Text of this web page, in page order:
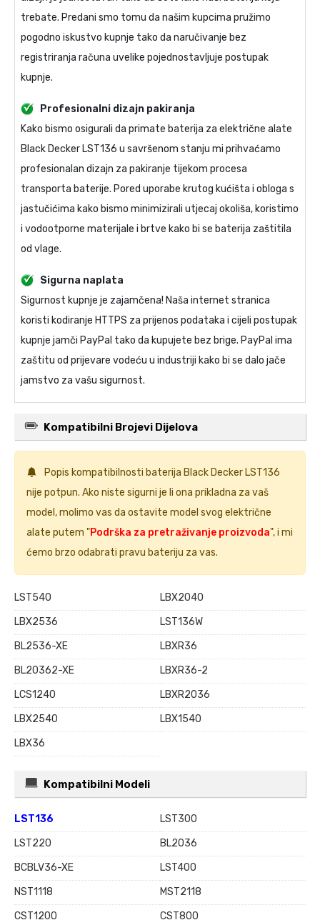
trebate. Predani smo tomu da našim kupcima pružimo
pogodno iskustvo kupnje tako da naručivanje bez
registriranja računa uvelike pojednostavljuje postupak
kupnje.
Profesionalni dizajn pakiranja
Kako bismo osigurali da primate baterija za električne alate
Black Decker LST136 u savršenom stanju mi prihvaćamo
profesionalan dizajn za pakiranje tijekom procesa
transporta baterije. Pored uporabe krutog kućišta i obloga s
jastučićima kako bismo minimizirali utjecaj okoliša, koristimo
i vodootporne materijale i brtve kako bi se baterija zaštitila
od vlage.
Sigurna naplata
Sigurnost kupnje je zajamčena! Naša internet stranica
koristi kodiranje HTTPS za prijenos podataka i cijeli postupak
kupnje jamči PayPal tako da kupujete bez brige. PayPal ima
zaštitu od prijevare vodeću u industriji kako bi se dalo jače
jamstvo za vašu sigurnost.
Kompatibilni Brojevi Dijelova
Popis kompatibilnosti baterija Black Decker LST136
nije potpun. Ako niste sigurni je li ona prikladna za vaš
model, molimo vas da ostavite model svog električne
alate putem "Podrška za pretraživanje proizvoda", i mi
ćemo brzo odabrati pravu bateriju za vas.
LST540
LBX2040
LBX2536
LST136W
BL2536-XE
LBXR36
BL20362-XE
LBXR36-2
LCS1240
LBXR2036
LBX2540
LBX1540
LBX36
Kompatibilni Modeli
LST136
LST300
LST220
BL2036
BCBLV36-XE
LST400
NST1118
MST2118
CST1200
CST800